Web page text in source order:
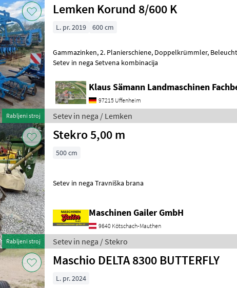
Rabljeni stroj
Lemken Korund 8/600 K
L. pr. 2019 600 cm
Gammazinken, 2. Planierschiene, Doppelkrümmler, Beleuchtung
Setev in nega Setvena kombinacija
Klaus Sämann Landmaschinen
97215 Uffenheim
Setev in nega / Lemken
Rabljeni stroj
Stekro 5,00 m
500 cm
Setev in nega Travniška brana
Maschinen Gailer GmbH
9640 Kötschach-Mauthen
Setev in nega / Stekro
Maschio DELTA 8300 BUTTERFLY
L. pr. 2024